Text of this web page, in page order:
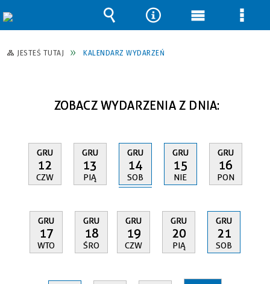
JESTEŚ TUTAJ KALENDARZ WYDARZEŃ
ZOBACZ WYDARZENIA Z DNIA:
GRU
12
CZW
GRU
13
PIĄ
GRU
14
SOB
GRU
15
NIE
GRU
16
PON
GRU
17
WTO
GRU
18
ŚRO
GRU
19
CZW
GRU
20
PIĄ
GRU
21
SOB
Wyszukiwarka
Narzędzia
Menu Menu